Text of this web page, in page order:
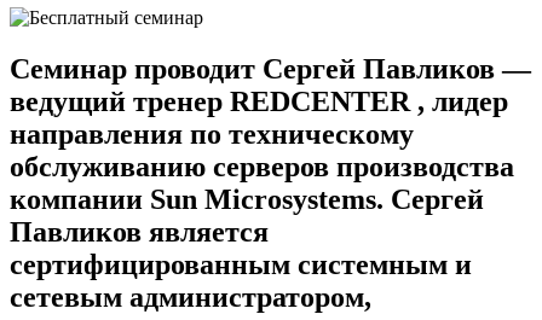
Семинар проводит Сергей Павликов —
ведущий тренер REDCENTER , лидер
направления по техническому
обслуживанию серверов производства
компании Sun Microsystems. Сергей
Павликов является
сертифицированным системным и
сетевым администратором,